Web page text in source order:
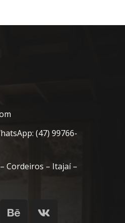
(47) 99766-
Cordeiros – Itajaí –